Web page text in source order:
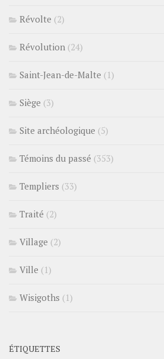
Révolte (2)
Révolution (24)
Saint-Jean-de-Malte (1)
Siège (3)
Site archéologique (5)
Témoins du passé (353)
Templiers (33)
Traité (2)
Village (2)
Ville (1)
Wisigoths (1)
ÉTIQUETTES